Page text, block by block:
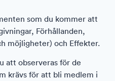
som du kommer att
Förhållanden,
möjligheter) och Effekter.
att observeras för de
krävs för att bli medlem i